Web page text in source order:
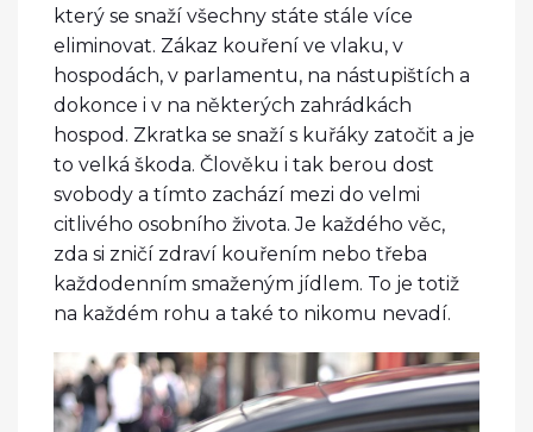
který se snaží všechny státe stále více
eliminovat. Zákaz kouření ve vlaku, v
hospodách, v parlamentu, na nástupištích a
dokonce i v na některých zahrádkách
hospod. Zkratka se snaží s kuřáky zatočit a je
to velká škoda. Člověku i tak berou dost
svobody a tímto zachází mezi do velmi
citlivého osobního života. Je každého věc,
zda si zničí zdraví kouřením nebo třeba
každodenním smaženým jídlem. To je totiž
na každém rohu a také to nikomu nevadí.